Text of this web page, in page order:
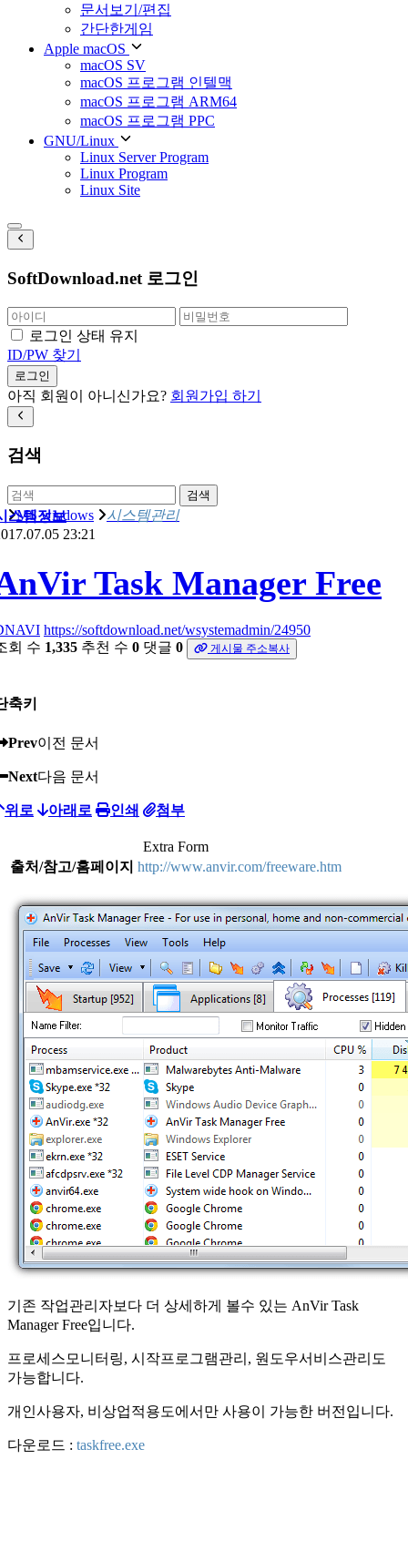
문서보기/편집
간단한게임
Apple macOS
macOS SV
macOS 프로그램 인텔맥
macOS 프로그램 ARM64
macOS 프로그램 PPC
GNU/Linux
Linux Server Program
Linux Program
Linux Site
SoftDownload.net 로그인
로그인 상태 유지
ID/PW 찾기
로그인
아직 회원이 아니신가요? 회원가입 하기
검색
검색
MS windows 시스템관리
스템정보
23:21
Task Manager Free
https://softdownload.net/wsystemadmin/24950
회 수 1,335 추천 수 0 댓글 0 게시물 주소복사
축키
Prev이전 문서
Next다음 문서
위로 아래로 인쇄 첨부
Extra Form
출처/참고/홈페이지 http://www.anvir.com/freeware.htm
기존 작업관리자보다 더 상세하게 볼수 있는 AnVir Task
Manager Free입니다.
프로세스모니터링, 시작프로그램관리, 원도우서비스관리도
가능합니다.
개인사용자, 비상업적용도에서만 사용이 가능한 버전입니다.
다운로드 : taskfree.exe